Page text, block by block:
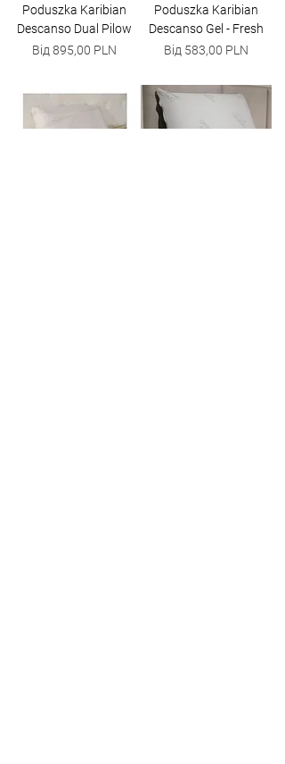
Poduszka Karibian
Descanso Dual Pilow
Від895,00 PLN
За розпродажем
Poduszka Karibian
Descanso Gel - Fresh
Від 583,00 PLN
За розпродажем